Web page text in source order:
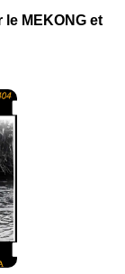
MEKONG et